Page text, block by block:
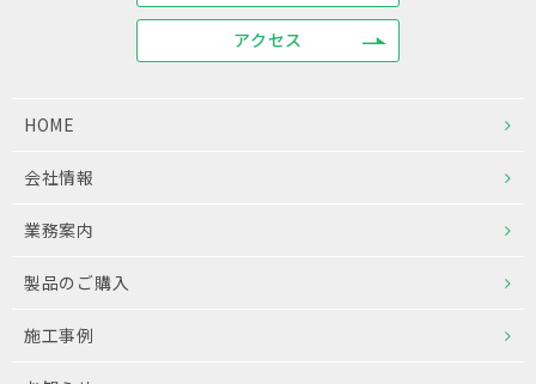
アクセス
HOME
会社情報
業務案内
製品のご購入
施工事例